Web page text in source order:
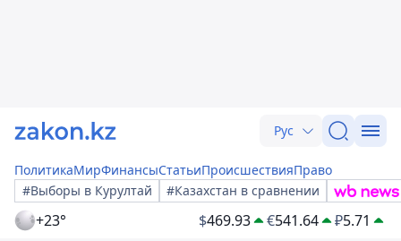
Рус
ПолитикаМирФинансыСтатьиПроисшествияПраво
#Выборы в Курултай
#Казахстан в сравнении
+23° $469.93 €541.64 ₽5.71